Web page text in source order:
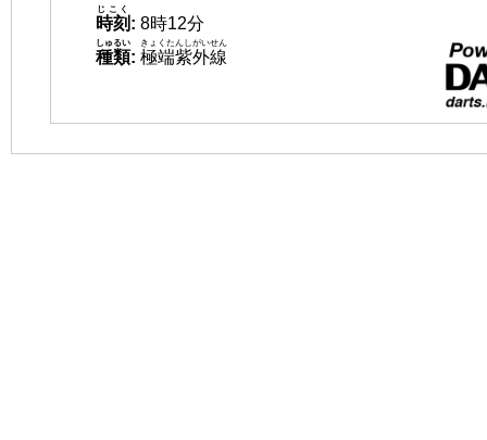
時刻
じこく
: 8時12分
種類
しゅるい
: 極端紫外線
きょくたんしがいせん